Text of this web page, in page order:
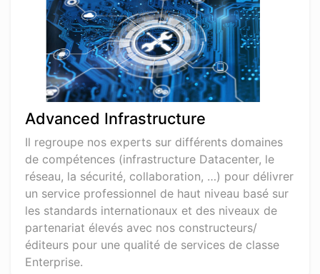
Advanced Infrastructure
Il regroupe nos experts sur différents domaines
de compétences (infrastructure Datacenter, le
réseau, la sécurité, collaboration, …) pour délivrer
un service professionnel de haut niveau basé sur
les standards internationaux et des niveaux de
partenariat élevés avec nos constructeurs/
éditeurs pour une qualité de services de classe
Enterprise.